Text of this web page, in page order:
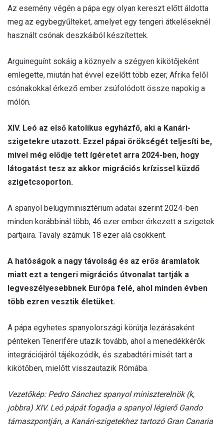
Az esemény végén a pápa egy olyan kereszt előtt áldotta
meg az egybegyűlteket, amelyet egy tengeri átkeléseknél
használt csónak deszkáiból készítettek.
Arguineguínt sokáig a köznyelv a szégyen kikötőjeként
emlegette, miután hat évvel ezelőtt több ezer, Afrika felől
csónakokkal érkező ember zsúfolódott össze napokig a
mólón.
XIV. Leó az első katolikus egyházfő, aki a Kanári-
szigetekre utazott. Ezzel pápai örökségét teljesíti be,
mivel még elődje tett ígéretet arra 2024-ben, hogy
látogatást tesz az akkor migrációs krízissel küzdő
szigetcsoporton.
A spanyol belügyminisztérium adatai szerint 2024-ben
minden korábbinál több, 46 ezer ember érkezett a szigetek
partjaira. Tavaly számuk 18 ezer alá csökkent.
A hatóságok a nagy távolság és az erős áramlatok
miatt ezt a tengeri migrációs útvonalat tartják a
legveszélyesebbnek Európa felé, ahol minden évben
több ezren vesztik életüket.
A pápa egyhetes spanyolországi körútja lezárásaként
pénteken Tenerifére utazik tovább, ahol a menedékkérők
integrációjáról tájékozódik, és szabadtéri misét tart a
kikötőben, mielőtt visszautazik Rómába.
Vezetőkép: Pedro Sánchez spanyol miniszterelnök (k,
jobbra) XIV. Leó pápát fogadja a spanyol légierő Gando
támaszpontján, a Kanári-szigetekhez tartozó Gran Canaria